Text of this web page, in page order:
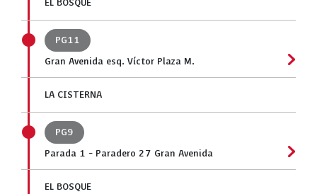
EL BOSQUE
PG11
Gran Avenida esq. Víctor Plaza M.
LA CISTERNA
PG9
Parada 1 - Paradero 27 Gran Avenida
EL BOSQUE